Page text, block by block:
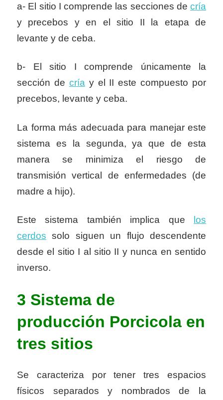
a- El sitio I comprende las secciones de cría
y precebos y en el sitio II la etapa de
levante y de ceba.
b- El sitio I comprende únicamente la
sección de cría y el II este compuesto por
precebos, levante y ceba.
La forma más adecuada para manejar este
sistema es la segunda, ya que de esta
manera se minimiza el riesgo de
transmisión vertical de enfermedades (de
madre a hijo).
Este sistema también implica que
los
cerdos solo siguen un flujo descendente
desde el sitio I al sitio II y nunca en sentido
inverso.
3 Sistema de
producción Porcicola en
tres sitios
Se caracteriza por tener tres espacios
físicos separados y nombrados de la